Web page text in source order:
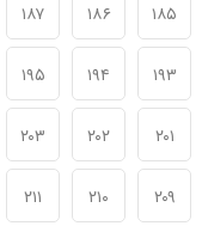
۱۸۵ ۱۸۶ ۱۸۷
۱۹۳ ۱۹۴ ۱۹۵
۲۰۱ ۲۰۲ ۲۰۳
۲۰۹ ۲۱۰ ۲۱۱